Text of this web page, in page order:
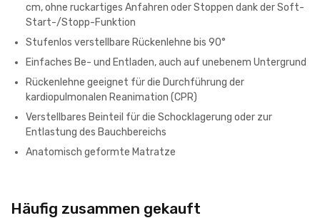
cm, ohne ruckartiges Anfahren oder Stoppen dank der Soft-
Start-/Stopp-Funktion
Stufenlos verstellbare Rückenlehne bis 90°
Einfaches Be- und Entladen, auch auf unebenem Untergrund
Rückenlehne geeignet für die Durchführung der
kardiopulmonalen Reanimation (CPR)
Verstellbares Beinteil für die Schocklagerung oder zur
Entlastung des Bauchbereichs
Anatomisch geformte Matratze
Häufig zusammen gekauft